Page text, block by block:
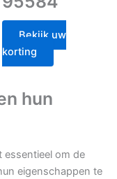
Bekijk uw
korting
hun
essentieel om de
eigenschappen te